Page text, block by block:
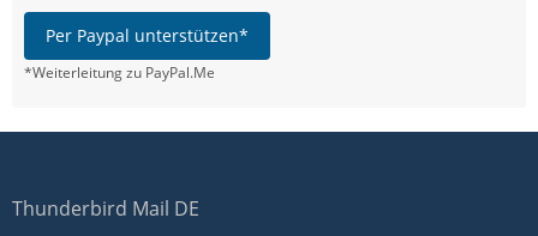
Per Paypal unterstützen*
*Weiterleitung zu PayPal.Me
Thunderbird Mail DE